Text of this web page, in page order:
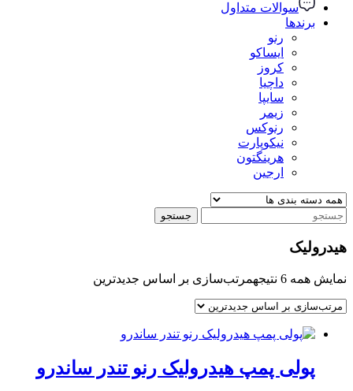
سوالات متداول
برندها
رنو
ایساکو
کروز
داچیا
سایپا
زیمر
رنوکس
نیکوپارت
هرینگتون
ارجین
جستجو
هیدرولیک
نمایش همه 6 نتیجه مرتب‌سازی بر اساس جدیدترین
پولی پمپ هیدرولیک رنو تندر ساندرو